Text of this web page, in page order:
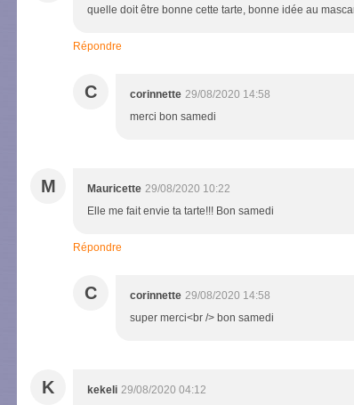
quelle doit être bonne cette tarte, bonne idée au
Répondre
C corinnette 29/08/2020 14:58
merci bon samedi
M Mauricette 29/08/2020 10:22
Elle me fait envie ta tarte!!! Bon samedi
Répondre
C corinnette 29/08/2020 14:58
super merci<br /> bon samedi
K kekeli 29/08/2020 04:12